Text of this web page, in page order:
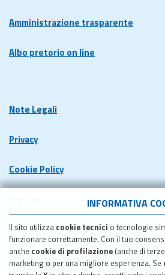
INFORMATIVA
Il sito utilizza cookie tecnici o tecnologie
funzionare correttamente. Con il tuo
anche cookie di profilazione (anche di
marketing o per una migliore esperienza. Se
Amministrazione trasparente
Albo pretorio on line
Note Legali
Privacy
Cookie Policy
Dichiarazione di accessibilita'
Meccanismo di feedback